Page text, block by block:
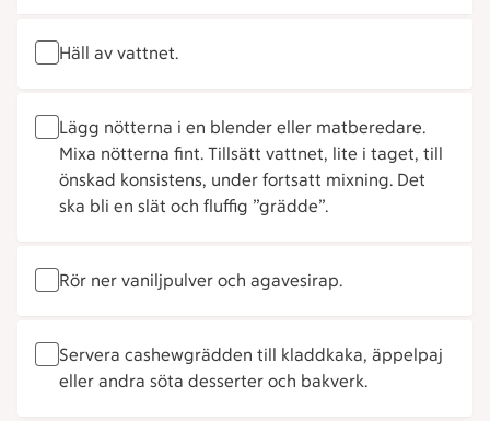
Häll av vattnet.
Lägg nötterna i en blender eller matberedare.
Mixa nötterna fint. Tillsätt vattnet, lite i taget, till
önskad konsistens, under fortsatt mixning. Det
ska bli en slät och fluffig ”grädde”.
Rör ner vaniljpulver och agavesirap.
Servera cashewgrädden till kladdkaka, äppelpaj
eller andra söta desserter och bakverk.